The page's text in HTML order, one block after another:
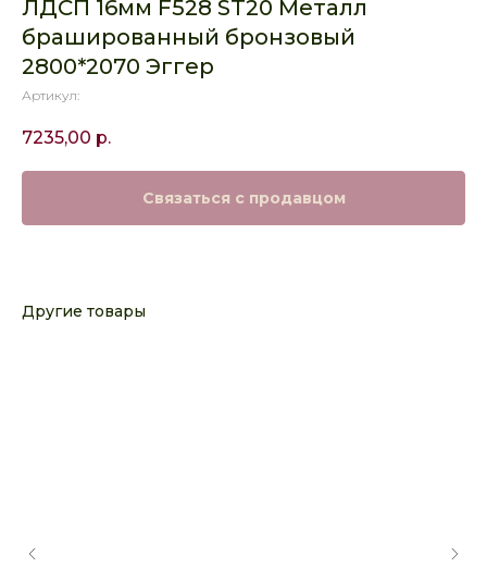
ЛДСП 16мм F528 ST20 Металл
брашированный бронзовый
2800*2070 Эггер
Артикул:
7235,00 р.
Связаться с продавцом
Другие товары